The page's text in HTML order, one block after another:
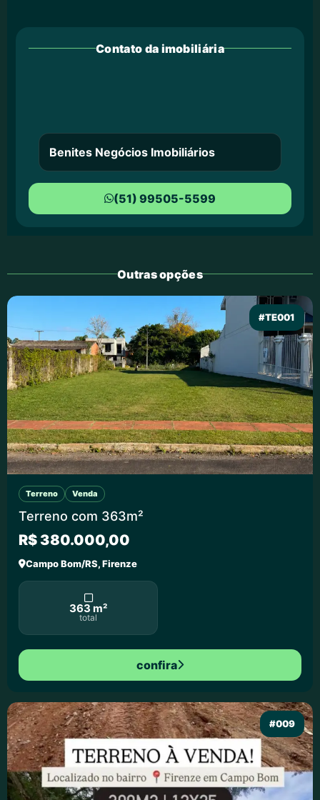
Contato da imobiliária
Benites Negócios Imobiliários
(51) 99505-5599
Outras opções
#TE001
Terreno Venda
Terreno com 363m²
R$ 380.000,00
Campo Bom/RS, Firenze
363 m²
total
confira
#009